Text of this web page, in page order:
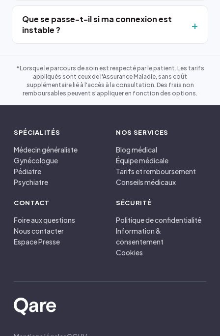
Que se passe-t-il si ma connexion est
instable ?
*Lorsque le parcours de soin est respecté par le patient. Les tarifs
appliqués sont ceux de l'Assurance Maladie, sans coût
supplémentaire lié à l'accès à la consultation. Des frais non
remboursables peuvent s'appliquer en fonction des options.
SPÉCIALITÉS
Médecin généraliste
Gynécologue
Pédiatre
Psychiatre
NOS SERVICES
Blog médical
Équipe médicale
Tarifs et remboursement
Conseils médicaux
CONTACT
Foire aux questions
Nous contacter
Espace Presse
SÉCURITÉ
Politique de confidentialité
Information &
consentement
Cookies